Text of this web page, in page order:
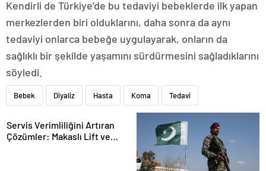
Kendirli de Türkiye’de bu tedaviyi bebeklerde ilk yapan
merkezlerden biri olduklarını, daha sonra da aynı
tedaviyi onlarca bebeğe uygulayarak, onların da
sağlıklı bir şekilde yaşamını sürdürmesini sağladıklarını
söyledi.
Bebek Diyaliz Hasta Koma Tedavi
Servis Verimliliğini Artıran
Çözümler: Makaslı Lift ve